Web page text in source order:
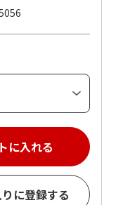
に入れる
に登録する